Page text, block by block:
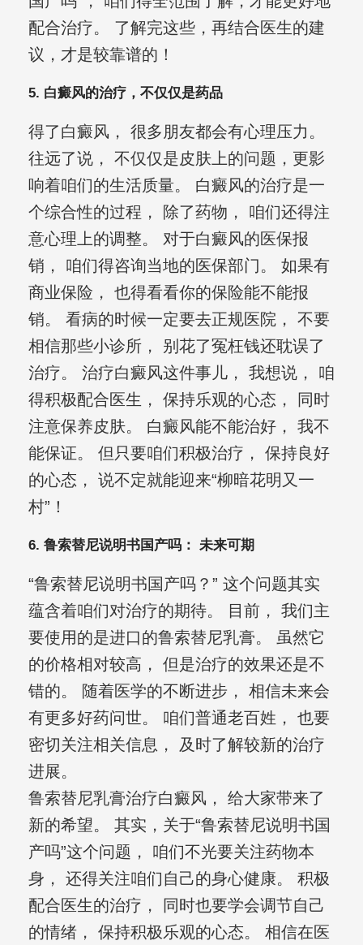
配合治疗。 了解完这些，再结合医生的建
议，才是较靠谱的！
5. 白癜风的治疗，不仅仅是药品
得了白癜风， 很多朋友都会有心理压力。
往远了说， 不仅仅是皮肤上的问题，更影
响着咱们的生活质量。 白癜风的治疗是一
个综合性的过程， 除了药物， 咱们还得注
意心理上的调整。 对于白癜风的医保报
销， 咱们得咨询当地的医保部门。 如果有
商业保险， 也得看看你的保险能不能报
销。 看病的时候一定要去正规医院， 不要
相信那些小诊所， 别花了冤枉钱还耽误了
治疗。 治疗白癜风这件事儿， 我想说， 咱
得积极配合医生， 保持乐观的心态， 同时
注意保养皮肤。 白癜风能不能治好， 我不
能保证。 但只要咱们积极治疗， 保持良好
的心态， 说不定就能迎来“柳暗花明又一
村”！
6. 鲁索替尼说明书国产吗： 未来可期
“鲁索替尼说明书国产吗？” 这个问题其实
蕴含着咱们对治疗的期待。 目前， 我们主
要使用的是进口的鲁索替尼乳膏。 虽然它
的价格相对较高， 但是治疗的效果还是不
错的。 随着医学的不断进步， 相信未来会
有更多好药问世。 咱们普通老百姓， 也要
密切关注相关信息， 及时了解较新的治疗
进展。
鲁索替尼乳膏治疗白癜风， 给大家带来了
新的希望。 其实，关于“鲁索替尼说明书国
产吗”这个问题， 咱们不光要关注药物本
身， 还得关注咱们自己的身心健康。 积极
配合医生的治疗， 同时也要学会调节自己
的情绪， 保持积极乐观的心态。 相信在医